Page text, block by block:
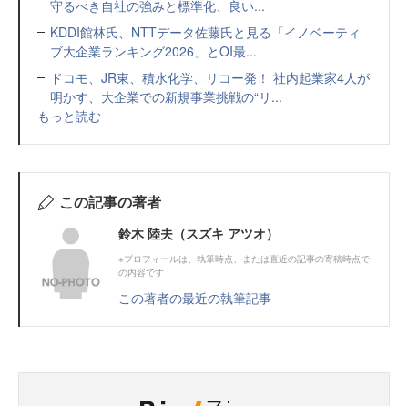
守るべき自社の強みと標準化、良い...
KDDI館林氏、NTTデータ佐藤氏と見る「イノベーティ
ブ大企業ランキング2026」とOI最...
ドコモ、JR東、積水化学、リコー発！ 社内起業家4人が
明かす、大企業での新規事業挑戦の“リ...
もっと読む
この記事の著者
鈴木 陸夫（スズキ アツオ）
※プロフィールは、執筆時点、または直近の記事の寄稿時点で
の内容です
この著者の最近の執筆記事